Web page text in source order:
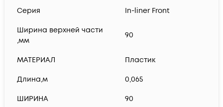
Серия In-liner Front
Ширина верхней части
,мм
90
МАТЕРИАЛ Пластик
Длина,м 0,065
ШИРИНА 90